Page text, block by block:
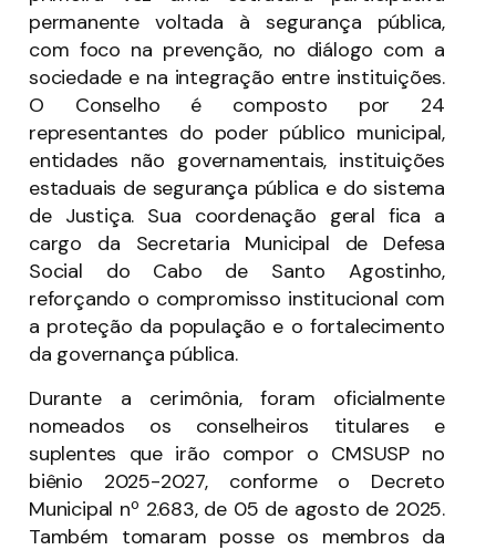
permanente voltada à segurança pública,
com foco na prevenção, no diálogo com a
sociedade e na integração entre instituições.
O Conselho é composto por 24
representantes do poder público municipal,
entidades não governamentais, instituições
estaduais de segurança pública e do sistema
de Justiça. Sua coordenação geral fica a
cargo da Secretaria Municipal de Defesa
Social do Cabo de Santo Agostinho,
reforçando o compromisso institucional com
a proteção da população e o fortalecimento
da governança pública.
Durante a cerimônia, foram oficialmente
nomeados os conselheiros titulares e
suplentes que irão compor o CMSUSP no
biênio 2025-2027, conforme o Decreto
Municipal nº 2.683, de 05 de agosto de 2025.
Também tomaram posse os membros da